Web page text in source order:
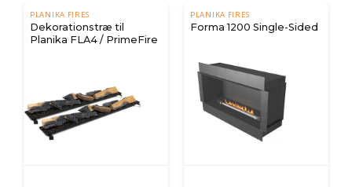
PLANIKA FIRES
Dekorationstræ til
Planika FLA4 / PrimeFire
PLANIKA FIRES
Forma 1200 Single-Sided